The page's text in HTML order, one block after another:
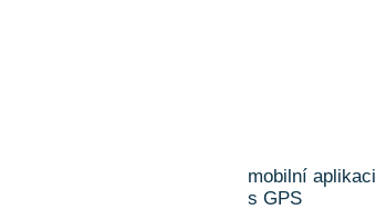
mobilní aplikaci
s GPS